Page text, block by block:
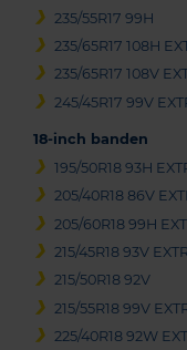
235/55R17 99H
235/65R17 108H
235/65R17 108V
245/45R17 99V
18-inch banden
195/50R18 93H
205/40R18 86V
205/60R18 99H
215/45R18 93V
215/50R18 92V
215/55R18 99V
225/40R18 92W